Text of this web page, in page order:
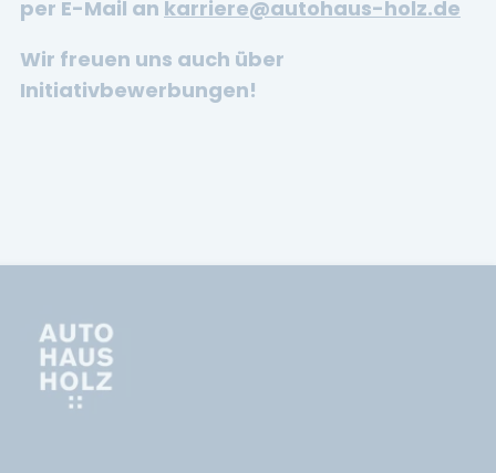
per E-Mail an karriere@autohaus-holz.de
Wir freuen uns auch über
Initiativbewerbungen!